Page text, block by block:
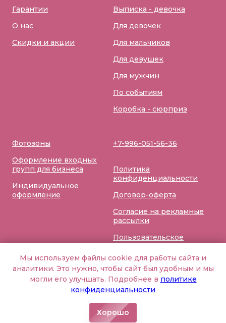
Catalog Favorites
Мы используем файлы cookie для работы сайта и
аналитики. Это нужно, чтобы сайт был удобным и мы
могли его улучшать. Подробнее в политике
конфиденциальности
Хорошо
Гарантии
О нас
Скидки и акции
Выписка - девочка
Для девочек
Для мальчиков
Для девушек
Для мужчин
По событиям
Коробка - сюрприз
Фотозоны
Оформление входных
групп для бизнеса
Индивидуальное
оформление
+7-996-051-56-36
Политика
конфиденциальности
Договор-оферта
Согласие на рекламные
рассылки
Пользовательское